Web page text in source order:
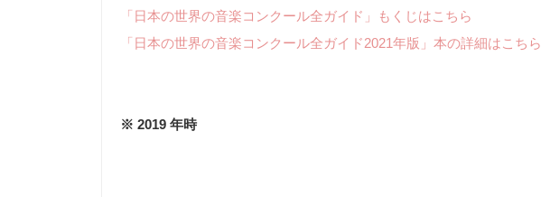
「日本の世界の音楽コンクール全ガイド」もくじはこちら
「日本の世界の音楽コンクール全ガイド2021年版」本の詳細はこちら
※ 2019 年時